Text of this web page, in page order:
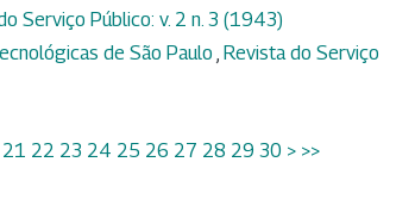
Serviço Público: v. 2 n. 3 (1943)
de São Paulo , Revista do Serviço
21 22 23 24 25 26 27 28 29 30 > >>